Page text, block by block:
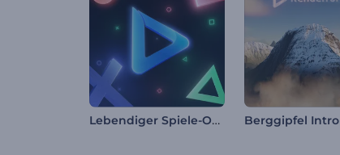
Lebendiger Spiele-Opener Berggipfel Intro